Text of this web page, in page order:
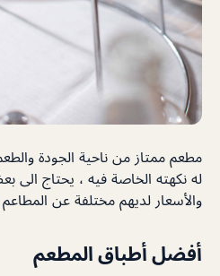
مطعم ممتاز من ناحية الجودة
له نكهته الخاصة فيه ، يحتاج الى
والأسعار لديهم مختلفة عن المطاعم
أفضل أطباق المطعم